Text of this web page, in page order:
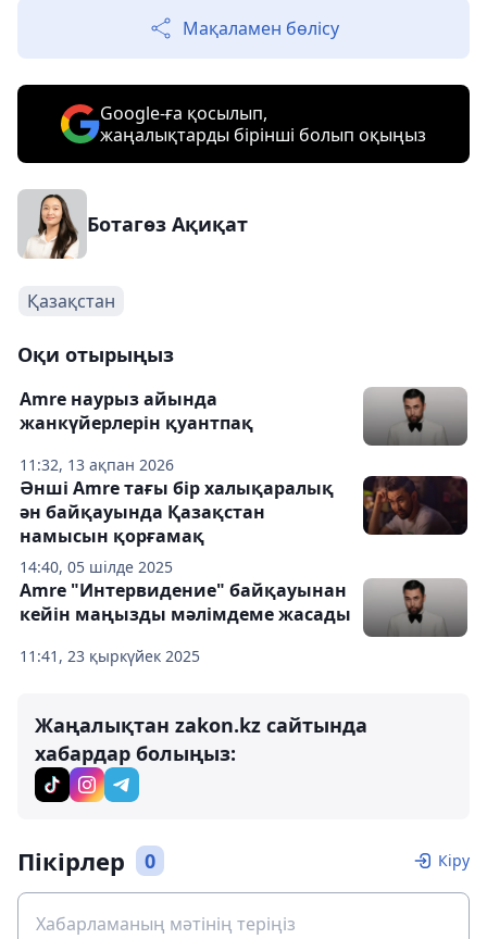
Мақаламен бөлісу
Google-ға қосылып,
жаңалықтарды бірінші болып оқыңыз
Ботагөз Ақиқат
Қазақстан
Оқи отырыңыз
11:32, 13 ақпан 2026
Amre наурыз айында
жанкүйерлерін қуантпақ
14:40, 05 шілде 2025
Әнші Amre тағы бір халықаралық
ән байқауында Қазақстан
намысын қорғамақ
11:41, 23 қыркүйек 2025
Amre "Интервидение" байқауынан
кейін маңызды мәлімдеме жасады
Жаңалықтан zakon.kz сайтында
хабардар болыңыз:
Пікірлер 0 Кіру